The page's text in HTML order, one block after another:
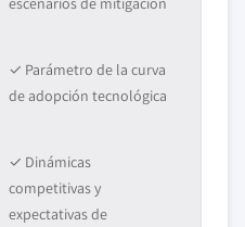
✓ Parámetro de la curva
de adopción tecnológica
✓ Dinámicas
competitivas y
expectativas de